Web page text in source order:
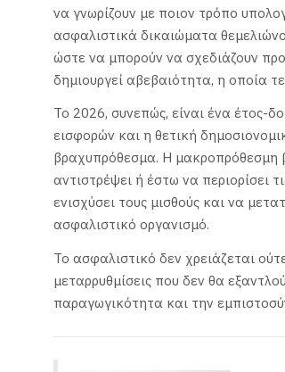
να γνωρίζουν με ποιον τρόπο
ασφαλιστικά δικαιώματα
ώστε να μπορούν να σχεδιάζουν
δημιουργεί αβεβαιότητα, η οποία
Το 2026, συνεπώς, είναι ένα έτος-
εισφορών και η θετική
βραχυπρόθεσμα. Η μακροπρόθεσμη
αντιστρέψει ή έστω να περιορίσει
ενισχύσει τους μισθούς και να
ασφαλιστικό οργανισμό.
Το ασφαλιστικό δεν χρειάζεται
μεταρρυθμίσεις που δεν θα
παραγωγικότητα και την